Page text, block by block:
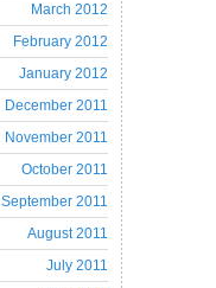
March 2012
February 2012
January 2012
December 2011
November 2011
October 2011
September 2011
August 2011
July 2011